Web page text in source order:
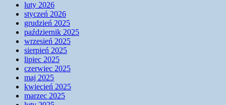
luty 2026
styczeń 2026
grudzień 2025
październik 2025
wrzesień 2025
sierpień 2025
lipiec 2025
czerwiec 2025
maj 2025
kwiecień 2025
marzec 2025